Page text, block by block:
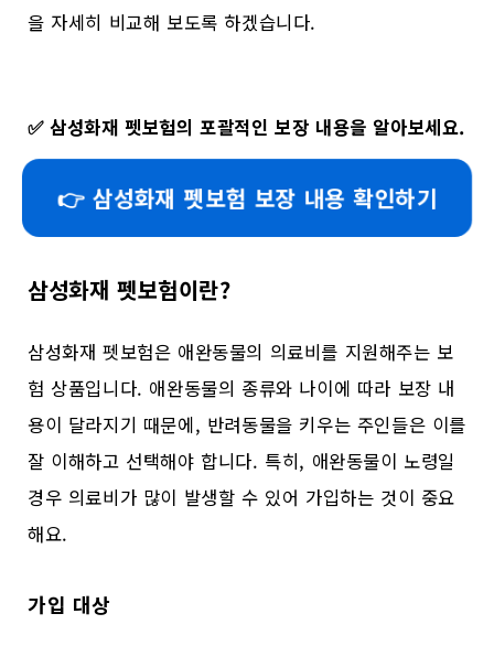
을 자세히 비교해 보도록 하겠습니다.
✅삼성화재 펫보험의 포괄적인 보장 내용을 알아보세요.
👉 삼성화재 펫보험 보장 내용 확인하기
삼성화재 펫보험이란?
삼성화재 펫보험은 애완동물의 의료비를 지원해주는 보
험 상품입니다. 애완동물의 종류와 나이에 따라 보장 내
용이 달라지기 때문에, 반려동물을 키우는 주인들은 이를
잘 이해하고 선택해야 합니다. 특히, 애완동물이 노령일
경우 의료비가 많이 발생할 수 있어 가입하는 것이 중요
해요.
가입 대상